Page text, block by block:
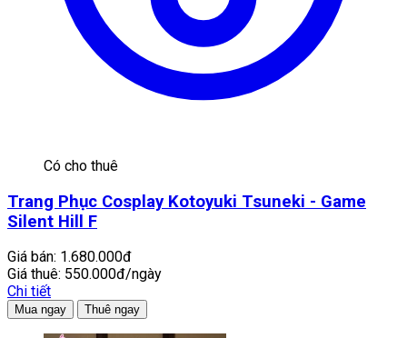
Có cho thuê
Trang Phục Cosplay Kotoyuki Tsuneki - Game
Silent Hill F
Giá bán: 1.680.000đ
Giá thuê: 550.000đ/ngày
Chi tiết
Mua ngay Thuê ngay